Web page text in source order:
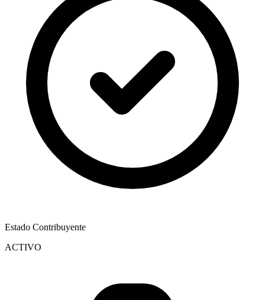
Estado Contribuyente
ACTIVO